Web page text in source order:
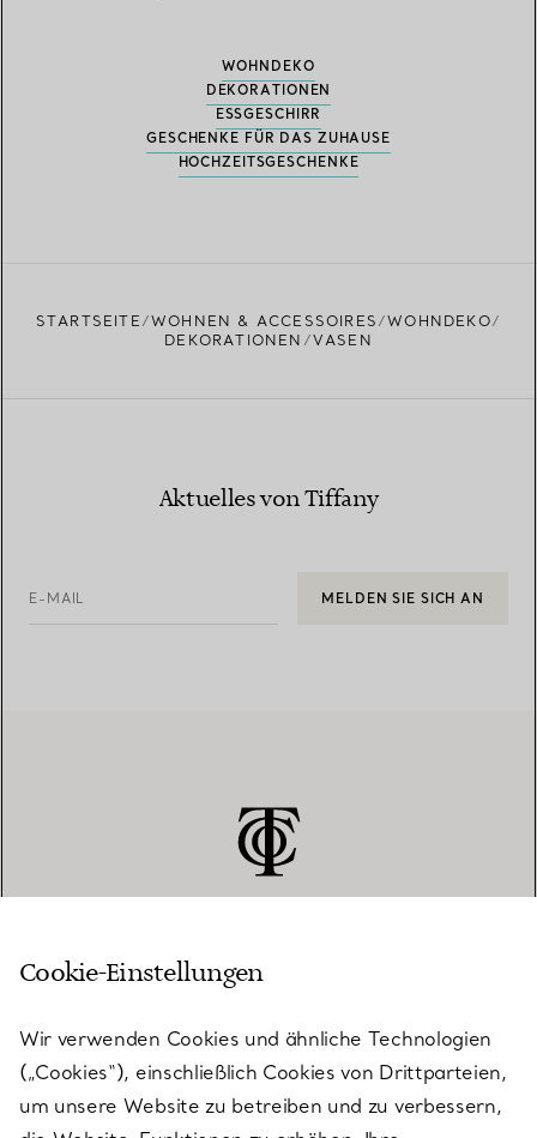
WOHNDEKO
DEKORATIONEN
ESSGESCHIRR
GESCHENKE FÜR DAS ZUHAUSE
HOCHZEITSGESCHENKE
STARTSEITE WOHNEN & ACCESSOIRES
WOHNDEKO
DEKORATIONEN
VASEN
Aktuelles von Tiffany
E-MAIL MELDEN SIE SICH AN
KUNDENSERVICE
SERVICES
Cookie-Einstellungen
Wir verwenden Cookies und ähnliche Technologien
(„Cookies“), einschließlich Cookies von Drittparteien,
um unsere Website zu betreiben und zu verbessern,